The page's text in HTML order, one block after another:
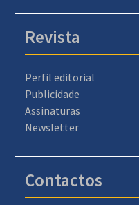
Revista
Perfil editorial
Publicidade
Assinaturas
Newsletter
Contactos